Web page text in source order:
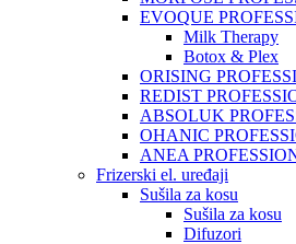
EVOQUE
Milk Therapy
Botox & Plex
ORISING
REDIST
ABSOLUK
OHANIC
ANEA
Frizerski el. uređaji
Sušila za kosu
Sušila za kosu
Difuzori